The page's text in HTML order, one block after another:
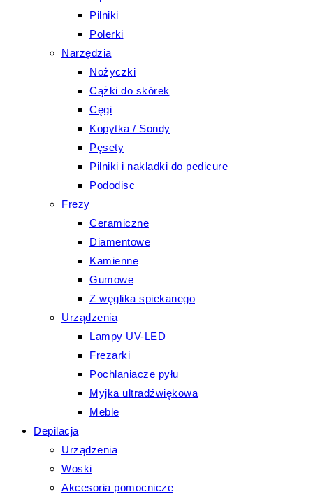
Pilniki
Polerki
Narzędzia
Nożyczki
Cążki do skórek
Cęgi
Kopytka / Sondy
Pęsety
Pilniki i nakladki do pedicure
Pododisc
Frezy
Ceramiczne
Diamentowe
Kamienne
Gumowe
Z węglika spiekanego
Urządzenia
Lampy UV-LED
Frezarki
Pochlaniacze pyłu
Myjka ultradźwiękowa
Meble
Depilacja
Urządzenia
Woski
Akcesoria pomocnicze